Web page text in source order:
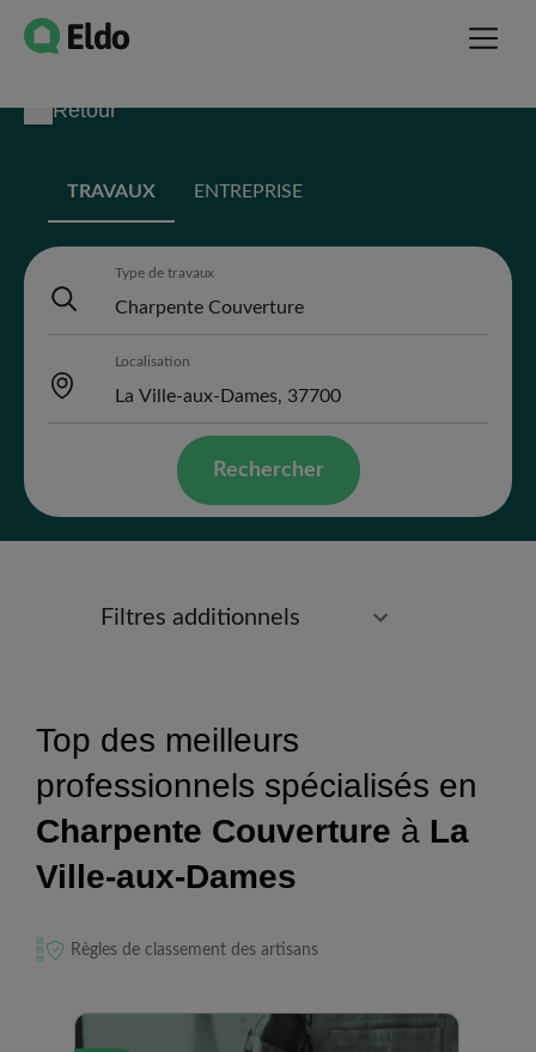
Retour
TRAVAUX ENTREPRISE
Type de travaux
Localisation
Rechercher
Filtres additionnels
Top des meilleurs
professionnels spécialisés en
Charpente Couverture à La
Ville-aux-Dames
Règles de classement des artisans